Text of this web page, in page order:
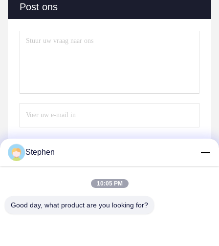
Post ons
Stephen
10:05 PM
Good day, what product are you looking for?